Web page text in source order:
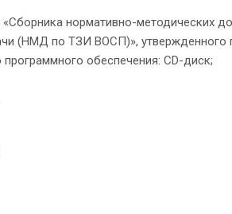
«Сборника нормативно-методических
(НМД по ТЗИ ВОСП)», утвержденного
программного обеспечения: CD-диск;